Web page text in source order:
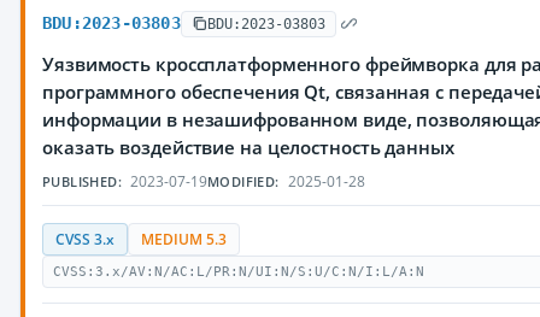
BDU:2023-03803 BDU:2023-03803
Уязвимость кроссплатформенного фреймворка для
программного обеспечения Qt, связанная с
информации в незашифрованном виде,
оказать воздействие на целостность данных
PUBLISHED: 2023-07-19MODIFIED: 2025-01-28
CVSS 3.x MEDIUM 5.3
CVSS:3.x/AV:N/AC:L/PR:N/UI:N/S:U/C:N/I:L/A:N